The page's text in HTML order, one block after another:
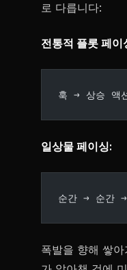
로 다릅니다:
전통적 플롯 페이
훅 → 상승 액
일상물 페이싱:
순간 → 순간
폭발을 향해 쌓